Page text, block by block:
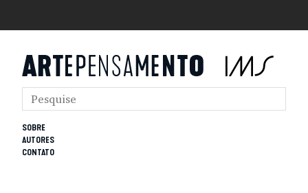
SOBRE
AUTORES
CONTATO